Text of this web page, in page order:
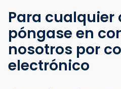
Para cualquier
póngase en
nosotros por
electrónico